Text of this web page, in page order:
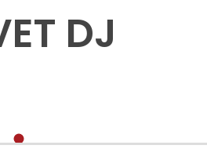
DJ